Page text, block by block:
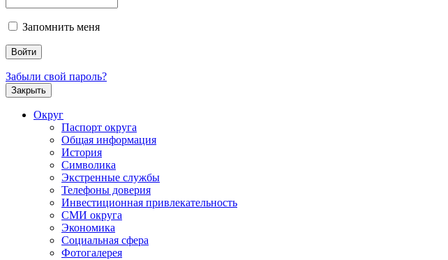
Запомнить меня
Забыли свой пароль?
Закрыть
Округ
Паспорт округа
Общая информация
История
Символика
Экстренные службы
Телефоны доверия
Инвестиционная привлекательность
СМИ округа
Экономика
Социальная сфера
Фотогалерея